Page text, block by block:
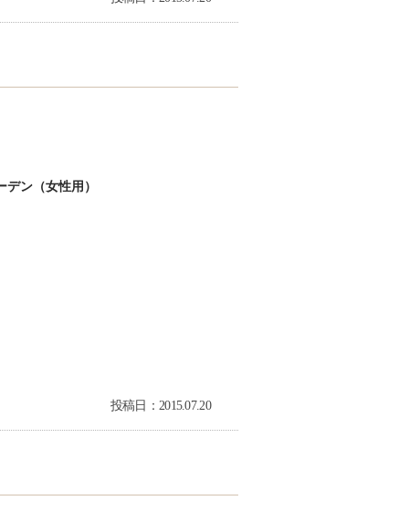
ン（女性用）
投稿日：2015.07.20